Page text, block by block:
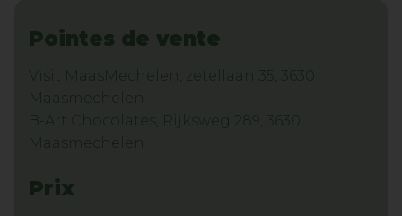
Pointes de vente
Visit MaasMechelen, zetellaan 35, 3630
Maasmechelen
B-Art Chocolates, Rijksweg 289, 3630
Maasmechelen
Prix